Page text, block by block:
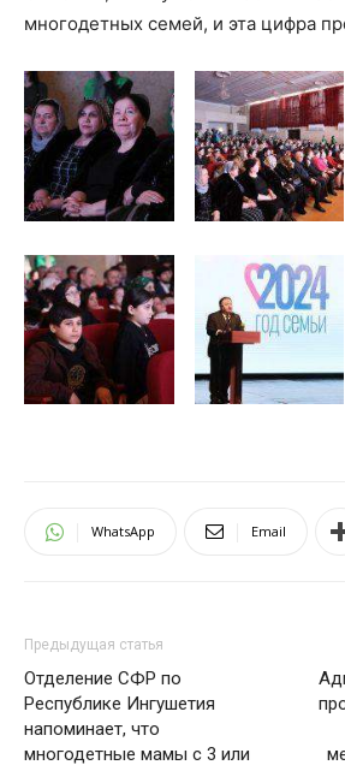
многодетных семей, и эта цифра
WhatsApp Email
Предыдущая статья
Отделение СФР по
Республике Ингушетия
напоминает, что
многодетные мамы с 3 или